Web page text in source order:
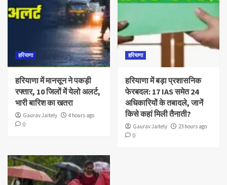
हरियाणा
हरियाणा में मानसून ने पकड़ी
रफ्तार, 10 जिलों में येलो अलर्ट,
भारी बारिश का खतरा
Gaurav Jaitely
4 hours ago
0
हरियाणा
हरियाणा में बड़ा प्रशासनिक
फेरबदल: 17 IAS समेत 24
अधिकारियों के तबादले, जानें
किसे कहां मिली तैनाती?
Gaurav Jaitely
23 hours ago
0